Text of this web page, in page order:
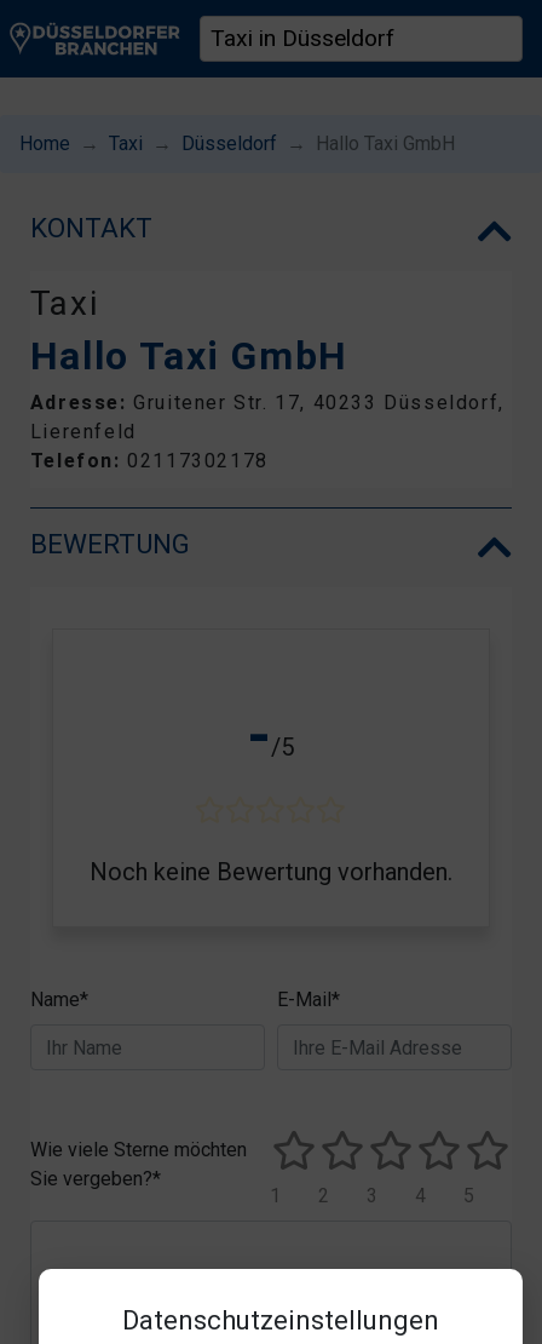
Datenschutzeinstellungen
Home Taxi Düsseldorf Hallo Taxi GmbH
KONTAKT
Taxi
Hallo Taxi GmbH
Adresse: Gruitener Str. 17, 40233 Düsseldorf,
Lierenfeld
Telefon: 02117302178
BEWERTUNG
-/5
Noch keine Bewertung vorhanden.
Name* E-Mail*
Wie viele Sterne möchten
Sie vergeben?*
5
4
3
2
1